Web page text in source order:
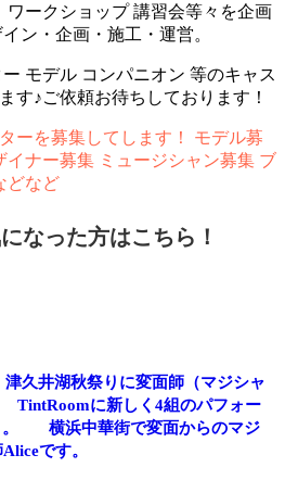
ークショップ 講習会等々を企画
ン・企画・施工・運営。
モデル コンパニオン 等のキャス
す♪ご依頼お待ちしております！
ーを募集してします！ モデル募
イナー募集 ミュージシャン募集 ブ
どなど
なった方はこちら！
久井湖秋祭りに変面師（マジシャ
TintRoomに新しく4組のパフォー
横浜中華街で変面からのマジ
です。